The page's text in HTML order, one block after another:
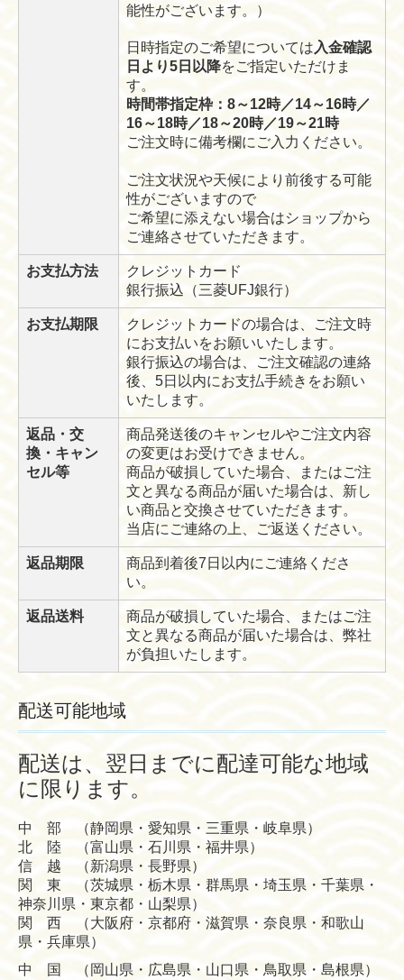
能性がございます。）
日時指定のご希望については 入金確認
日より5日以降をご指定いただけま
す。
時間帯指定枠：8～12時／14～16時／
16～18時／18～20時／19～21時
ご注文時に備考欄にご入力ください。
ご注文状況や天候により前後する可能
性がございますので
ご希望に添えない場合はショップから
ご連絡させていただきます。
お支払方法
クレジットカード
銀行振込（三菱UFJ銀行）
お支払期限
クレジットカードの場合は、ご注文時
にお支払いをお願いいたします。
銀行振込の場合は、ご注文確認の連絡
後、5日以内にお支払手続きをお願い
いたします。
返品・交
換・キャン
セル等
商品発送後のキャンセルやご注文内容
の変更はお受けできません。
商品が破損していた場合、またはご注
文と異なる商品が届いた場合は、新し
い商品と交換させていただきます。
当店にご連絡の上、ご返送ください。
返品期限
商品到着後7日以内にご連絡くださ
い。
返品送料
商品が破損していた場合、またはご注
文と異なる商品が届いた場合は、弊社
が負担いたします。
配送可能地域
配送は、翌日までに配達可能な地域
に限ります。
中 部 （静岡県・愛知県・三重県・岐阜県）
北 陸 （富山県・石川県・福井県）
信 越 （新潟県・長野県）
関 東 （茨城県・栃木県・群馬県・埼玉県・千葉県・
神奈川県・東京都・山梨県）
関 西 （大阪府・京都府・滋賀県・奈良県・和歌山
県・兵庫県）
中 国 （岡山県・広島県・山口県・鳥取県・島根県）